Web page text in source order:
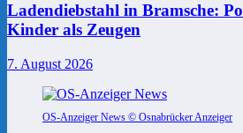
Ladendiebstahl in Bramsche:
Kinder als Zeugen
7. August 2026
OS-Anzeiger News © Osnabrücker Anzeiger